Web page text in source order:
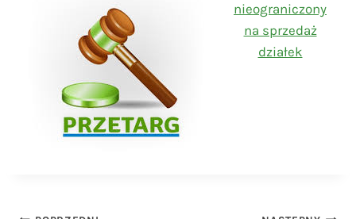
nieograniczony
na sprzedaż
działek